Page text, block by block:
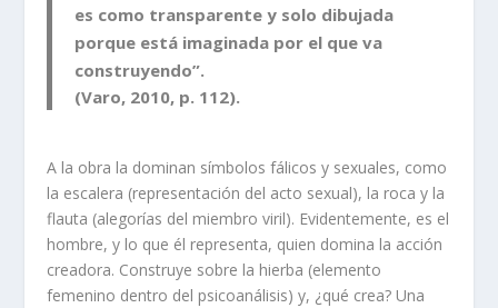
es como transparente y solo dibujada
porque está imaginada por el que va
construyendo”.
(Varo, 2010, p. 112).
A la obra la dominan símbolos fálicos y sexuales, como
la escalera (representación del acto sexual), la roca y la
flauta (alegorías del miembro viril). Evidentemente, es el
hombre, y lo que él representa, quien domina la acción
creadora. Construye sobre la hierba (elemento
femenino dentro del psicoanálisis) y, ¿qué crea? Una